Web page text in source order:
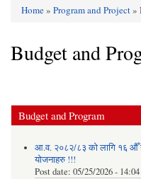
You are here
Home» Program and Project»
Budget and
Budget and Program
आ.व. २०८२/८३ को लागि १६ औँ
योजनाहरु !!!
Post date: 05/25/2026 - 14:04